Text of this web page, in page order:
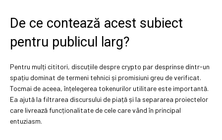
De ce contează acest subiect
pentru publicul larg?
Pentru mulți cititori, discuțiile despre crypto par desprinse dintr-un
spațiu dominat de termeni tehnici și promisiuni greu de verificat.
Tocmai de aceea, înțelegerea tokenurilor utilitare este importantă.
Ea ajută la filtrarea discursului de piață și la separarea proiectelor
care livrează funcționalitate de cele care vând în principal
entuziasm.